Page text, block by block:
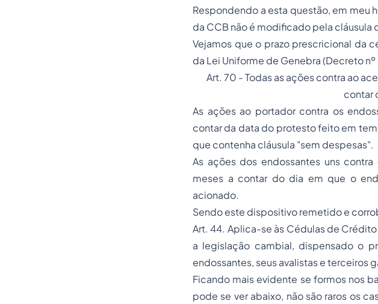
Respondendo a esta questão, em meu
da CCB não é modificado pela
Vejamos que o prazo prescricional da
da Lei Uniforme de Genebra (Decreto nº
Art. 70 - Todas as ações contra ao
contar
As ações ao portador contra os
contar da data do protesto feito em
que contenha cláusula "sem despesas".
As ações dos endossantes uns
meses a contar do dia em que o
acionado.
Sendo este dispositivo remetido e
Art. 44. Aplica-se às Cédulas de
a legislação cambial, dispensado o
endossantes, seus avalistas e terceiros
Ficando mais evidente se formos nos
pode se ver abaixo, não são raros os